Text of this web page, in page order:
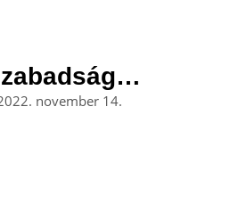
november 14.